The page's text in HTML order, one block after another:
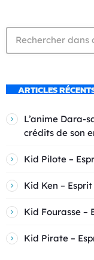
ARTICLES
L’anime Dara-
crédits de son
Kid Pilote –
Kid Ken –
Kid Fourasse –
Kid Pirate –